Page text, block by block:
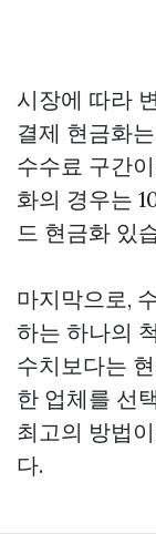
시장에 따라
결제 현금화
수수료 구간
화의 경우는
드 현금화 있
마지막으로,
하는 하나의
수치보다는
한 업체를 선
최고의 방법
다.